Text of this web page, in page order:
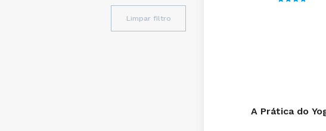
Limpar filtro
A Prática do